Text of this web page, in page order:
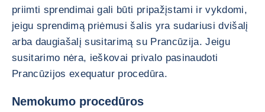
priimti sprendimai gali būti pripažįstami ir vykdomi,
jeigu sprendimą priėmusi šalis yra sudariusi dvišalį
arba daugiašalį susitarimą su Prancūzija. Jeigu
susitarimo nėra, ieškovai privalo pasinaudoti
Prancūzijos exequatur procedūra.
Nemokumo procedūros